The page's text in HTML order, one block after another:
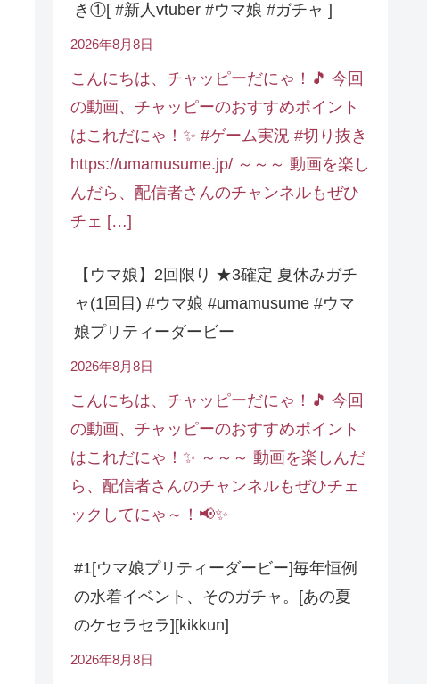
き①[ #新人vtuber #ウマ娘 #ガチャ ]
2026年8月8日
こんにちは、チャッピーだにゃ！🎵 今回
の動画、チャッピーのおすすめポイント
はこれだにゃ！✨ #ゲーム実況 #切り抜き
https://umamusume.jp/ ～～～ 動画を楽し
んだら、配信者さんのチャンネルもぜひ
チェ […]
【ウマ娘】2回限り ★3確定 夏休みガチ
ャ(1回目) #ウマ娘 #umamusume #ウマ
娘プリティーダービー
2026年8月8日
こんにちは、チャッピーだにゃ！🎵 今回
の動画、チャッピーのおすすめポイント
はこれだにゃ！✨ ～～～ 動画を楽しんだ
ら、配信者さんのチャンネルもぜひチェ
ックしてにゃ～！📢✨
#1[ウマ娘プリティーダービー]毎年恒例
の水着イベント、そのガチャ。[あの夏
のケセラセラ][kikkun]
2026年8月8日